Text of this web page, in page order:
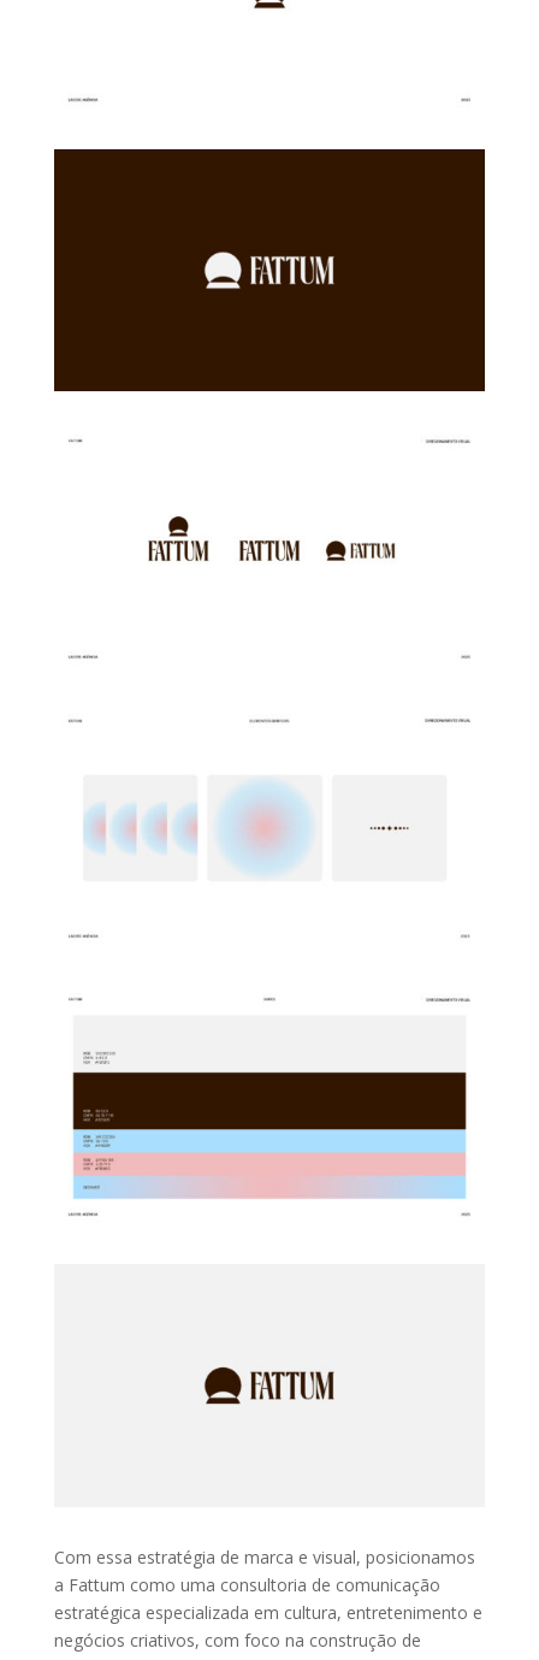
Com essa estratégia de marca e visual, posicionamos
a Fattum como uma consultoria de comunicação
estratégica especializada em cultura, entretenimento e
negócios criativos, com foco na construção de